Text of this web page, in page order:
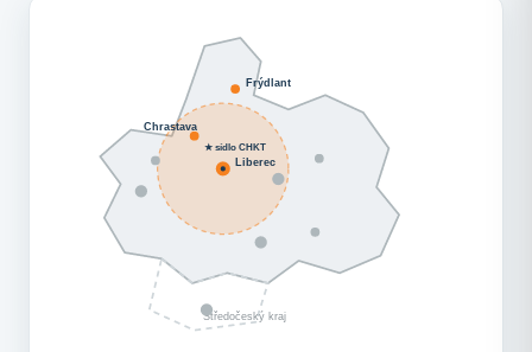
Středočeský kraj
Liberec
Chrastava
Frýdlant
★ sídlo CHKT